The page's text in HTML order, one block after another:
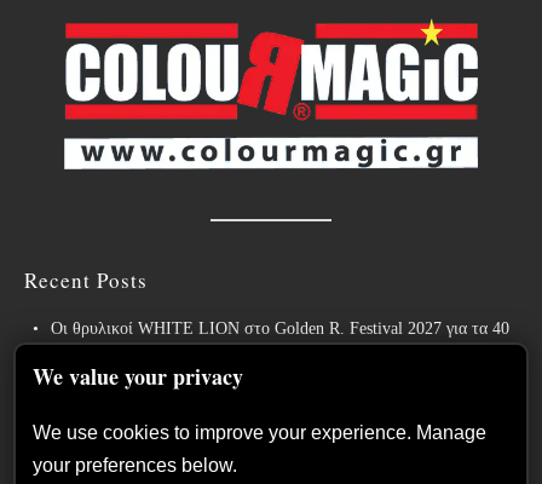
Recent Posts
Οι θρυλικοί WHITE LION στο Golden R. Festival 2027 για τα 40
Ανταπόκριση: Hills Of Rock 2026, Plovdiv BG – Day 3. Paradise
Lost, Nevermore, Lamb of God και ένα ιδανικό φινάλε στο Πλόβντιβ
We value your privacy
We use cookies to improve your experience. Manage
your preferences below.